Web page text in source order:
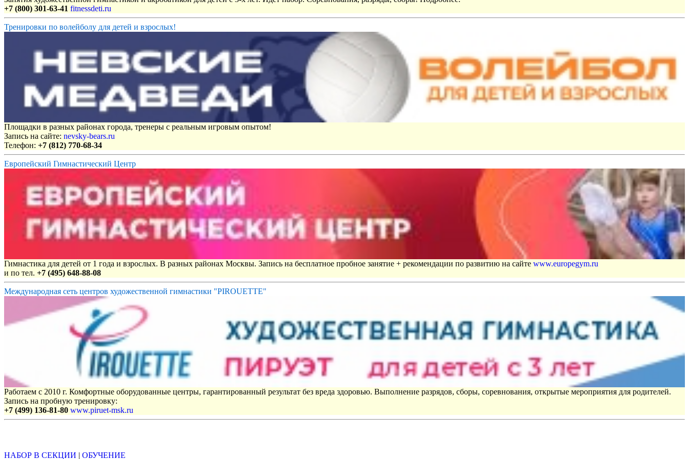
+7 (800) 301-63-41 fitnessdeti.ru
Тренировки по волейболу для детей и взрослых!
Площадки в разных районах города, тренеры с реальным игровым опытом!
Запись на сайте: nevsky-bears.ru
Телефон: +7 (812) 770-68-34
Европейский Гимнастический Центр
Гимнастика для детей от 1 года и взрослых. В разных районах Москвы. Запись на бесплатное пробное занятие + рекомендации по развитию на сайте www.europegym.ru
и по тел. +7 (495) 648-88-08
Международная сеть центров художественной гимнастики "PIROUETTE"
Работаем с 2010 г. Комфортные оборудованные центры, гарантированный результат без вреда здоровью. Выполнение разрядов, сборы, соревнования, открытые мероприятия для родителей.
Запись на пробную тренировку:
+7 (499) 136-81-80 www.piruet-msk.ru
НАБОР В СЕКЦИИ | ОБУЧЕНИЕ